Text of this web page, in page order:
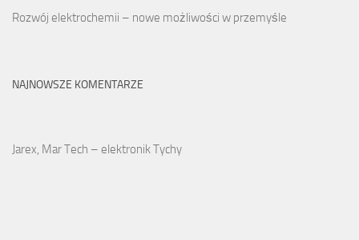
Rozwój elektrochemii – nowe możliwości w przemyśle
NAJNOWSZE KOMENTARZE
Jarex, Mar Tech – elektronik Tychy